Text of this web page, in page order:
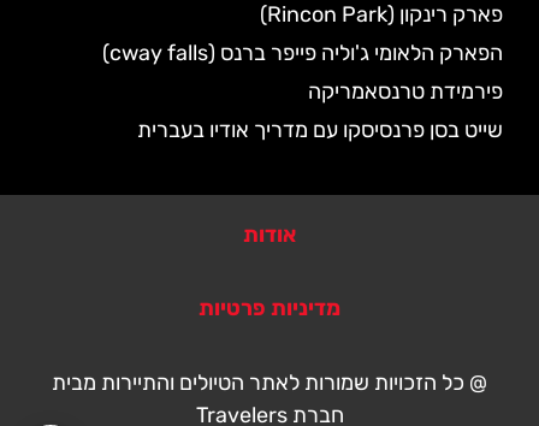
פארק רינקון (Rincon Park)
הפארק הלאומי ג'וליה פייפר ברנס (cway falls)
פירמידת טרנסאמריקה
שייט בסן פרנסיסקו עם מדריך אודיו בעברית
אודות
מדיניות פרטיות
@ כל הזכויות שמורות לאתר הטיולים והתיירות מבית
חברת Travelers